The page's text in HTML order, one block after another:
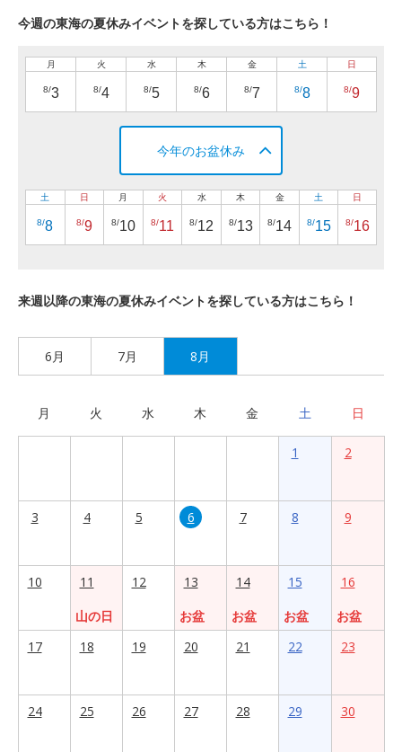
今週の東海の夏休みイベントを探している方はこちら！
月
8/3
火
8/4
水
8/5
木
8/6
金
8/7
土
8/8
日
8/9
今年のお盆休み
土
8/8
日
8/9
月
8/10
火
8/11
水
8/12
木
8/13
金
8/14
土
8/15
日
8/16
来週以降の東海の夏休みイベントを探している方はこちら！
6月 7月 8月
月 火 水 木 金 土 日
1 2
3 4 5 6 7 8 9
10
11
山の日
12
13
お盆
14
お盆
15
お盆
16
お盆
17
18 19 20 21 22 23
24 25 26 27 28 29 30